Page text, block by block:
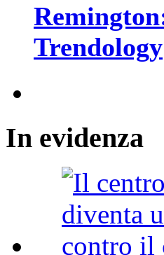
Trendology
In evidenza